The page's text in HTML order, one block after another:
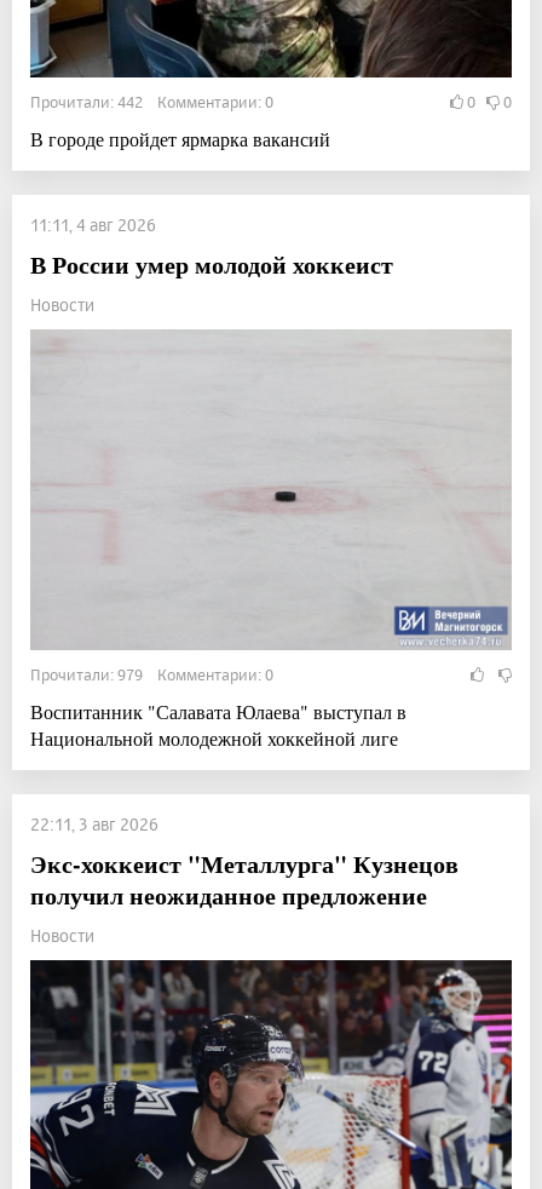
Прочитали: 442 Комментарии: 0 0 0
В городе пройдет ярмарка вакансий
11:11, 4 авг 2026
В России умер молодой хоккеист
Новости
Прочитали: 979 Комментарии: 0
Воспитанник "Салавата Юлаева" выступал в
Национальной молодежной хоккейной лиге
22:11, 3 авг 2026
Экс-хоккеист "Металлурга" Кузнецов
получил неожиданное предложение
Новости